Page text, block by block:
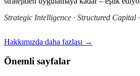
Strategic Intelligence · Structured Capital
Hakkımızda daha fazlası →
Önemli sayfalar